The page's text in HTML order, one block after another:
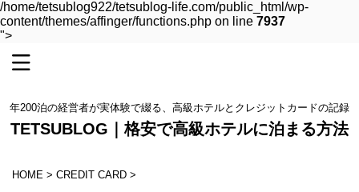
/home/tetsublog922/tetsublog-life.com/public_html/wp-
content/themes/affinger/functions.php on line 7937
">
年200泊の経営者が実体験で綴る、高級ホテルとクレジットカードの記録
TETSUBLOG｜格安で高級ホテルに泊まる方法
HOME > CREDIT CARD >